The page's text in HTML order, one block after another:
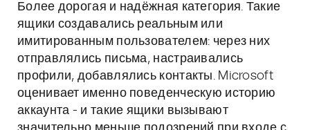
Более дорогая и надёжная категория. Такие
ящики создавались реальным или
имитированным пользователем: через них
отправлялись письма, настраивались
профили, добавлялись контакты. Microsoft
оценивает именно поведенческую историю
аккаунта - и такие ящики вызывают